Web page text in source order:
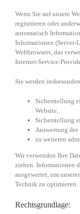
Wenn Sie auf unsere
registrieren oder
automatisch
Informationen (Server-
Webbrowsers, das
Internet-Service-
Sie werden
Sicherstellung
Website,
Sicherstellung
Auswertung
zu weiteren
Wir verwenden Ihre
ziehen. Informationen
ausgewertet, um
Technik zu optimieren.
Rechtsgrundlage: